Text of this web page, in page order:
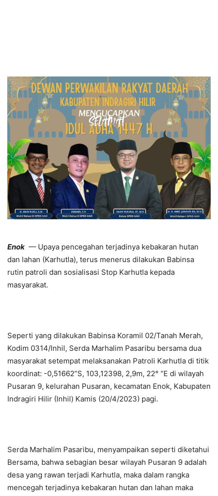
Enok — Upaya pencegahan terjadinya kebakaran hutan
dan lahan (Karhutla), terus menerus dilakukan Babinsa
rutin patroli dan sosialisasi Stop Karhutla kepada
masyarakat.
Seperti yang dilakukan Babinsa Koramil 02/Tanah Merah,
Kodim 0314/Inhil, Serda Marhalim Pasaribu bersama dua
masyarakat setempat melaksanakan Patroli Karhutla di titik
koordinat: -0,51662”S, 103,12398, 2,9m, 22° “E di wilayah
Pusaran 9, kelurahan Pusaran, kecamatan Enok, Kabupaten
Indragiri Hilir (Inhil) Kamis (20/4/2023) pagi.
Serda Marhalim Pasaribu, menyampaikan seperti diketahui
Bersama, bahwa sebagian besar wilayah Pusaran 9 adalah
desa yang rawan terjadi Karhutla, maka dalam rangka
mencegah terjadinya kebakaran hutan dan lahan maka